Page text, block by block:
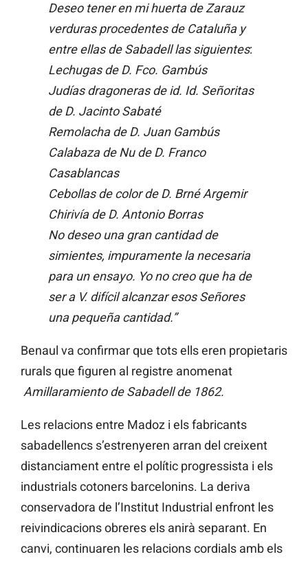
Deseo tener en mi huerta de Zarauz
verduras procedentes de Cataluña y
entre ellas de Sabadell las siguientes:
Lechugas de D. Fco. Gambús
Judías dragoneras de id. Id. Señoritas
de D. Jacinto Sabaté
Remolacha de D. Juan Gambús
Calabaza de Nu de D. Franco
Casablancas
Cebollas de color de D. Brné Argemir
Chirivía de D. Antonio Borras
No deseo una gran cantidad de
simientes, impuramente la necesaria
para un ensayo. Yo no creo que ha de
ser a V. difícil alcanzar esos Señores
una pequeña cantidad.”
Benaul va confirmar que tots ells eren propietaris
rurals que figuren al registre anomenat
Amillaramiento de Sabadell de 1862.
Les relacions entre Madoz i els fabricants
sabadellencs s’estrenyeren arran del creixent
distanciament entre el polític progressista i els
industrials cotoners barcelonins. La deriva
conservadora de l’Institut Industrial enfront les
reivindicacions obreres els anirà separant. En
canvi, continuaren les relacions cordials amb els